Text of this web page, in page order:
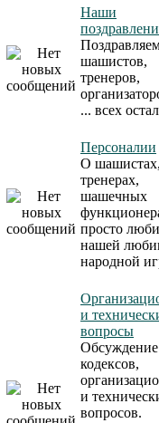
Наши
шашистов,
тренеров,
... всех
Персоналии
О
тренерах,
шашечных
просто
нашей
народной
и
вопросы
Обсуждение
кодексов,
и
вопросов.